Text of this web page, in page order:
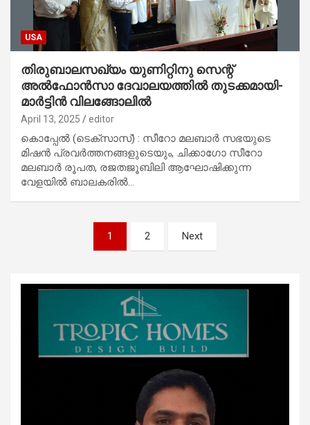
USA
തിരുബാലസഖ്യം യുണിറ്റിനു സെന്റ്
അൽഫോൻസാ ദേവാലയത്തിൽ തുടക്കമായി-
മാർട്ടിൻ വിലങ്ങോലിൽ
April 13, 2025 editor
കൊപ്പേൽ (ടെക്സാസ്) : സീറോ മലബാർ സഭയുടെ
മിഷൻ പ്രവർത്തനങ്ങളുടെയും, ചിക്കാഗോ സീറോ
മലബാർ രൂപത, രജതജൂബിലി ആഘോഷിക്കുന്ന
വേളയിൽ ബാലകരിൽ…
1 2 Next